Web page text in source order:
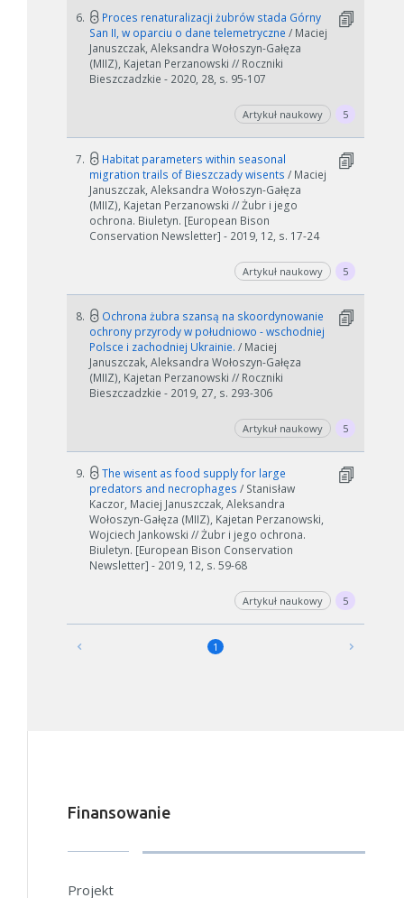
W zależności od ilości danych do przetworzenia generowanie pliku
Jeśli generowanie trwa zbyt długo można ograniczyć dane np.
zmniejszając zakres lat.
Anuluj
6.
Proces renaturalizacji żubrów stada Górny
San II, w oparciu o dane telemetryczne / Maciej
Januszczak, Aleksandra Wołoszyn-Gałęza
(MIIZ), Kajetan Perzanowski // Roczniki
Bieszczadzkie - 2020, 28, s. 95-107
Artykuł naukowy 5
7.
Habitat parameters within seasonal
migration trails of Bieszczady wisents / Maciej
Januszczak, Aleksandra Wołoszyn-Gałęza
(MIIZ), Kajetan Perzanowski // Żubr i jego
ochrona. Biuletyn. [European Bison
Conservation Newsletter] - 2019, 12, s. 17-24
Artykuł naukowy 5
8.
Ochrona żubra szansą na skoordynowanie
ochrony przyrody w południowo - wschodniej
Polsce i zachodniej Ukrainie. / Maciej
Januszczak, Aleksandra Wołoszyn-Gałęza
(MIIZ), Kajetan Perzanowski // Roczniki
Bieszczadzkie - 2019, 27, s. 293-306
Artykuł naukowy 5
9.
The wisent as food supply for large
predators and necrophages / Stanisław
Kaczor, Maciej Januszczak, Aleksandra
Wołoszyn-Gałęza (MIIZ), Kajetan Perzanowski,
Wojciech Jankowski // Żubr i jego ochrona.
Biuletyn. [European Bison Conservation
Newsletter] - 2019, 12, s. 59-68
Artykuł naukowy 5
1
Finansowanie
Projekt